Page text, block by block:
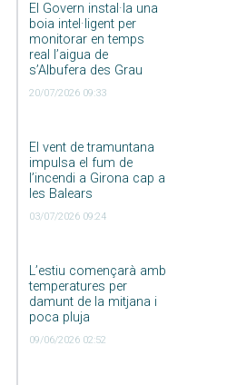
El Govern instal·la una
boia intel·ligent per
monitorar en temps
real l’aigua de
s’Albufera des Grau
20/07/2026 09:33
El vent de tramuntana
impulsa el fum de
l’incendi a Girona cap a
les Balears
03/07/2026 09:24
L’estiu començarà amb
temperatures per
damunt de la mitjana i
poca pluja
09/06/2026 02:52